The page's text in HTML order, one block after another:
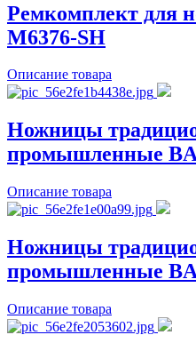
Ремкомплект для
M6376-SH
Описание товара
Ножницы
промышленные
Описание товара
Ножницы
промышленные
Описание товара